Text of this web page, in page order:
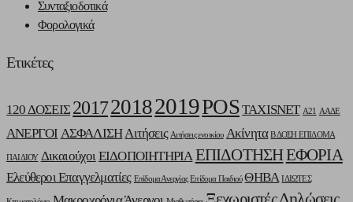
Συνταξιοδοτικά
Φορολογικά
Ετικέτες
120 ΔΟΣΕΙΣ 201720182019POSTAXISNET Α21 ΑΑΔΕ
ΑΝΕΡΓΟΙ ΑΣΦΑΛΙΣΗΑιτήσεις Αιτήσεις ενοικίου Ακίνητα Β ΔΟΣΗ ΕΠΙΔΟΜΑ
ΠΑΙΔΙΟΥ ΔικαιούχοιΕΙΔΟΠΟΙΗΤΗΡΙΑΕΠΙΔΟΤΗΣΗΕΦΟΡΙΑ
Ελεύθεροι Επαγγελματίες Επίδομα Ανεργίας Επίδομα Παιδιού ΘΗΒΑ ΙΔΙΩΤΕΣ